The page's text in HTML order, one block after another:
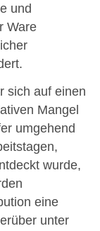
und
Ware
sich auf einen
Mangel
umgehend
wurde,
eine
unter